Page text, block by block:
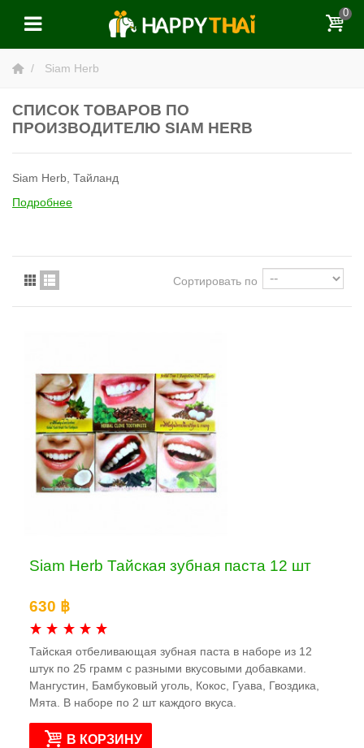
0
Siam Herb
СПИСОК ТОВАРОВ ПО
ПРОИЗВОДИТЕЛЮ SIAM HERB
Siam Herb, Тайланд
Подробнее
Сортировать по
Siam Herb Тайская зубная паста 12 шт
630 ฿
Тайская отбеливающая зубная паста в наборе из 12
штук по 25 грамм с разными вкусовыми добавками.
Мангустин, Бамбуковый уголь, Кокос, Гуава, Гвоздика,
Мята. В наборе по 2 шт каждого вкуса.
В КОРЗИНУ